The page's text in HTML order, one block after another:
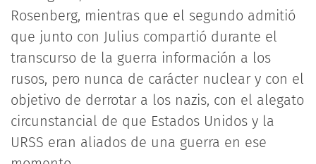
Rosenberg, mientras que el segundo admitió
que junto con Julius compartió durante el
transcurso de la guerra información a los
rusos, pero nunca de carácter nuclear y con el
objetivo de derrotar a los nazis, con el alegato
circunstancial de que Estados Unidos y la
URSS eran aliados de una guerra en ese